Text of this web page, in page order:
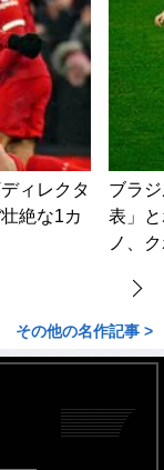
ィレクタ
絶な1カ
ブラ
表」
ノ、
その他の名作記事 >